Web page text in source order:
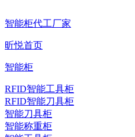
智能柜代工厂家
昕悦首页
智能柜
RFID智能工具柜
RFID智能刀具柜
智能刀具柜
智能称重柜